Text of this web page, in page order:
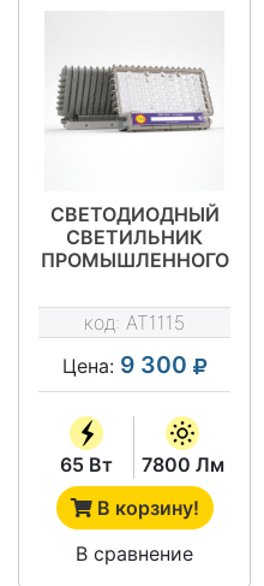
СВЕТОДИОДНЫЙ
СВЕТИЛЬНИК
ПРОМЫШЛЕННОГО
ДО-065/К6 ТИП
STAR
код: AT1115
Цена: 9 300
65 Вт
7800 Лм
В корзину!
В сравнение